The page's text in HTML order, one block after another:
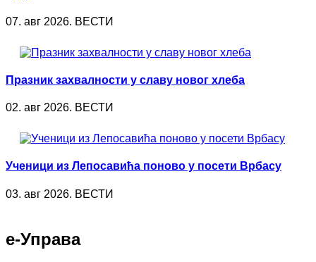
07. авг 2026. ВЕСТИ
Празник захвалности у славу новог хлеба
02. авг 2026. ВЕСТИ
Ученици из Лепосавића поново у посети Врбасу
03. авг 2026. ВЕСТИ
е-Управа